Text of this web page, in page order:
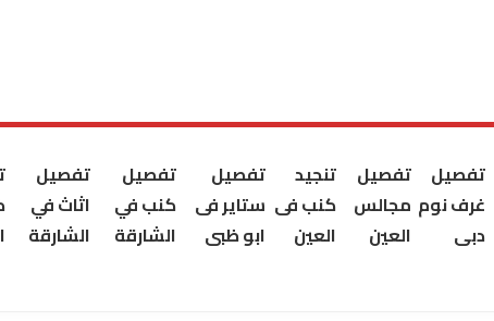
تفصيل
غرف نوم
دبى
تفصيل
مجالس
العين
تنجيد
كنب فى
العين
تفصيل
ستاير فى
ابو ظبى
تفصيل
كنب في
الشارقة
تفصيل
اثاث في
الشارقة